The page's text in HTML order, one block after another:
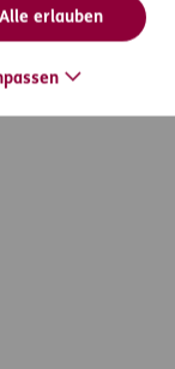
Alle erlauben